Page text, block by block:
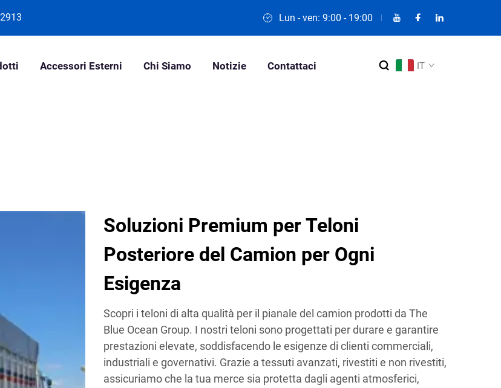
Lun - ven: 9:00 - 19:00
Accessori Esterni Chi Siamo Notizie Contattaci IT
Soluzioni Premium per Teloni
Posteriore del Camion per Ogni
Esigenza
Scopri i teloni di alta qualità per il pianale del camion prodotti da The
Blue Ocean Group. I nostri teloni sono progettati per durare e garantire
prestazioni elevate, soddisfacendo le esigenze di clienti commerciali,
industriali e governativi. Grazie a tessuti avanzati, rivestiti e non rivestiti,
assicuriamo che la tua merce sia protetta dagli agenti atmosferici,